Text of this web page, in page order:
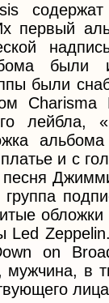
первый
были
были
лейбла,
и с
Led
on
мужчина, в